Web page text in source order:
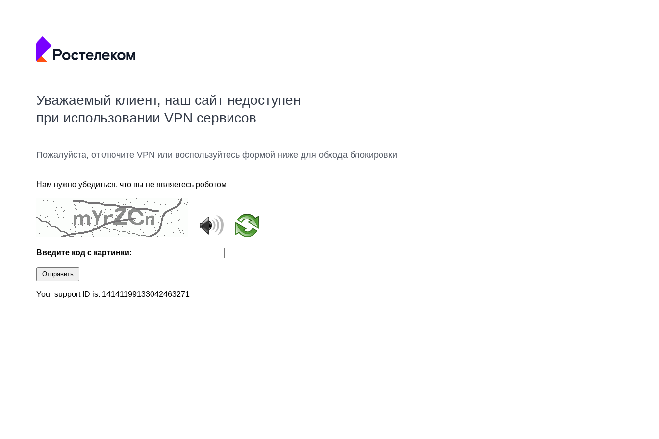
Уважаемый клиент, наш сайт недоступен
при использовании VPN сервисов
Пожалуйста, отключите VPN или воспользуйтесь формой ниже для обхода блокировки
Нам нужно убедиться, что вы не являетесь роботом
Введите код с картинки:
Отправить
Your support ID is: 14141199133042463271